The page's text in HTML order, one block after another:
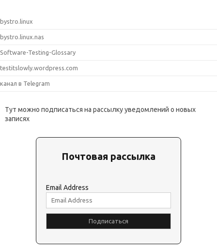
bystro.linux
bystro.linux.nas
Software-Testing-Glossary
testitslowly.wordpress.com
канал в Telegram
Тут можно подписаться на рассылку уведомлений о новых
записях
Почтовая рассылка
Email Address